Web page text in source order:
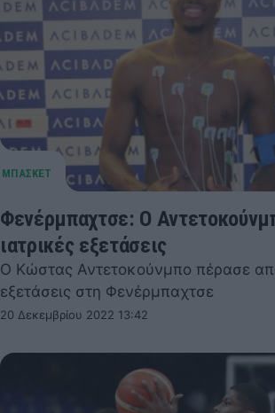
Φενέρμπαχτσε: O
ιατρικές εξετάσεις
Ο Κώστας Αντετοκούνμπο πέρασε
εξετάσεις στη Φενέρμπαχτσε
20 Δεκεμβρίου 2022 13:42